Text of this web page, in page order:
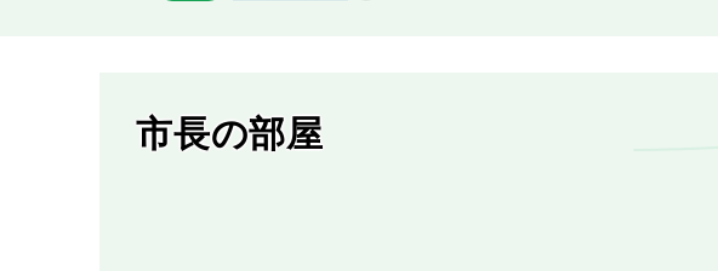
市長の部屋